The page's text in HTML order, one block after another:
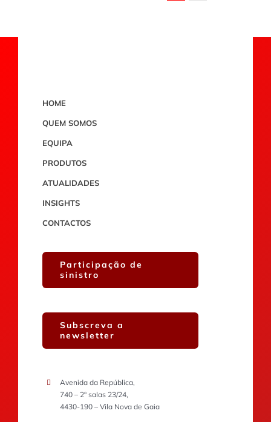
HOME
QUEM SOMOS
EQUIPA
PRODUTOS
ATUALIDADES
INSIGHTS
CONTACTOS
Participação de
sinistro
Subscreva a
newsletter
Avenida da República,
740 – 2º salas 23/24,
4430-190 – Vila Nova de Gaia